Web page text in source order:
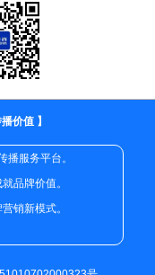
价值 】
播服务平台。
品牌价值。
销新模式。